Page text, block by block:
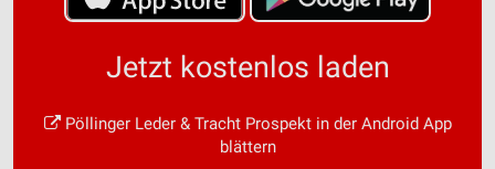
Jetzt kostenlos laden
Pöllinger Leder & Tracht Prospekt in der Android App
blättern